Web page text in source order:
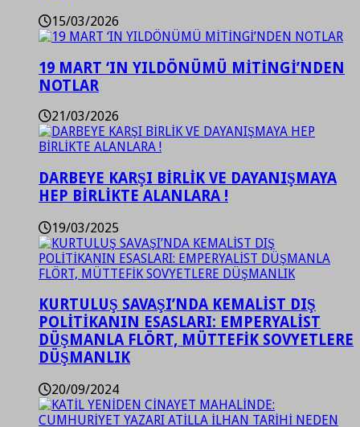
15/03/2026
19 MART ‘IN YILDÖNÜMÜ MİTİNGİ’NDEN
NOTLAR
21/03/2026
DARBEYE KARŞI BİRLİK VE DAYANIŞMAYA
HEP BİRLİKTE ALANLARA !
19/03/2025
KURTULUŞ SAVAŞI’NDA KEMALİST DIŞ
POLİTİKANIN ESASLARI: EMPERYALİST
DÜŞMANLA FLÖRT, MÜTTEFİK SOVYETLERE
DÜŞMANLIK
20/09/2024